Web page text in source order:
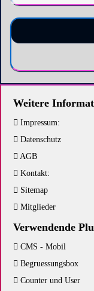
Weitere
Impressum:
Datenschutz
AGB
Kontakt:
Sitemap
Mitglieder
Verwendende
CMS - Mobil
Begruessungsbox
Counter und User